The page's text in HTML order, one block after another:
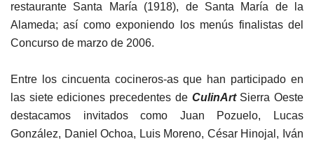
restaurante Santa María (1918), de Santa María de la
Alameda; así como exponiendo los menús finalistas del
Concurso de marzo de 2006.
Entre los cincuenta cocineros-as que han participado en
las siete ediciones precedentes de CulinArtSierra Oeste
destacamos invitados como Juan Pozuelo, Lucas
González, Daniel Ochoa, Luis Moreno, César Hinojal, Iván